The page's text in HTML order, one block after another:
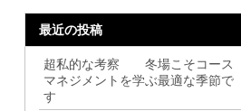
最近の投稿
超私的な考察 冬場こそコース
マネジメントを学ぶ最適な季節で
す